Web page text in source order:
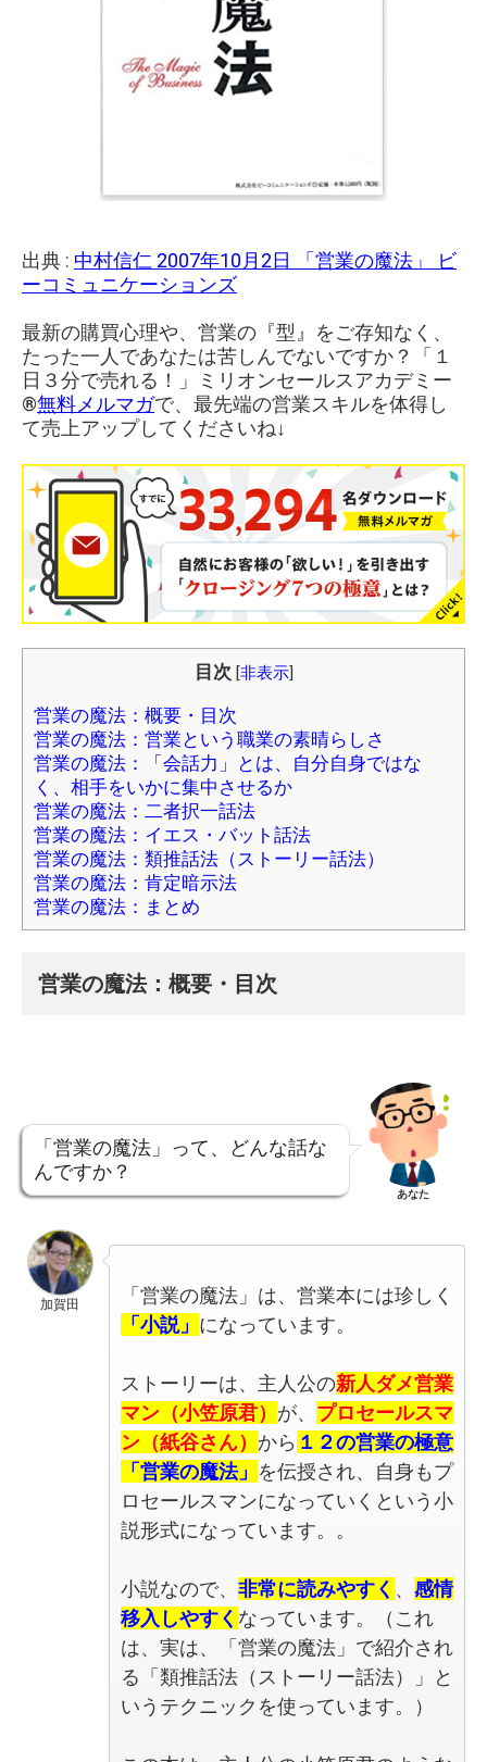
出典 : 中村信仁 2007年10月2日 「営業の魔法」 ビ
ーコミュニケーションズ
最新の購買心理や、営業の『型』をご存知なく、
たった一人であなたは苦しんでないですか？「１
日３分で売れる！」ミリオンセールスアカデミー
®︎無料メルマガで、最先端の営業スキルを体得し
て売上アップしてくださいね↓
目次 [非表示]
営業の魔法：概要・目次
営業の魔法：営業という職業の素晴らしさ
営業の魔法：「会話力」とは、自分自身ではな
く、相手をいかに集中させるか
営業の魔法：二者択一話法
営業の魔法：イエス・バット話法
営業の魔法：類推話法（ストーリー話法）
営業の魔法：肯定暗示法
営業の魔法：まとめ
営業の魔法：概要・目次
「営業の魔法」って、どんな話な
んですか？
あなた
加賀田
「営業の魔法」は、営業本には珍しく
「小説」 になっています。
ストーリーは、主人公の新人ダメ営業
マン（小笠原君） が、 プロセールスマ
ン（紙谷さん） から １２の営業の極意
「営業の魔法」 を伝授され、自身もプ
ロセールスマンになっていくという小
説形式になっています。。
小説なので、 非常に読みやすく 、 感情
移入しやすく なっています。（これ
は、実は、「営業の魔法」で紹介され
る「類推話法（ストーリー話法）」と
いうテクニックを使っています。）